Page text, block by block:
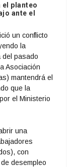
el planteo
ante el
un conflicto
la
del pasado
Asociación
mantendrá el
que la
el Ministerio
una
con
desempleo